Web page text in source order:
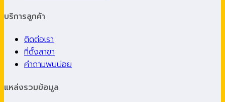
บริการลูกค้า
ติดต่อเรา
ที่ตั้งสาขา
คำถามพบบ่อย
แหล่งรวมข้อมูล